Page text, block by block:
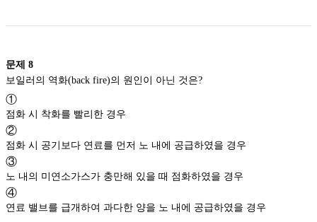
문제 8
①
점화 시 착화를 빨리한 경우
②
점화 시 공기보다 연료를 먼저 노 내에 공급하였을 경우
③
노 내의 미연소가스가 충만해 있을 때 점화하였을 경우
④
연료 밸브를 급개하여 과다한 양을 노 내에 공급하였을 경우